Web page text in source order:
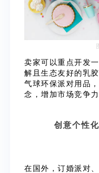
卖家可以重点开发
解且生态友好的乳
气球环保派对用品
念，增加市场竞争力
创意个性
在国外，订婚派对